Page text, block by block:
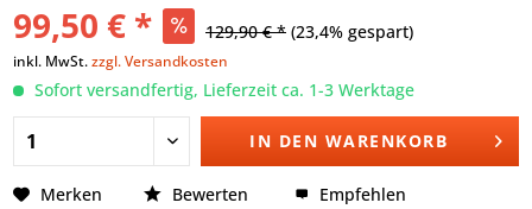
99,50 € * 129,90 € * (23,4% gespart)
inkl. MwSt.zzgl. Versandkosten
Sofort versandfertig, Lieferzeit ca. 1-3 Werktage
IN DEN WARENKORB
Merken Bewerten Empfehlen